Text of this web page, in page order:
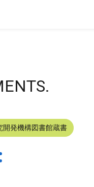
開発機構図書館蔵書